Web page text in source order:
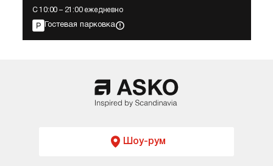
С 10:00 – 21:00 ежедневно
Гостевая парковка
Шоу-рум